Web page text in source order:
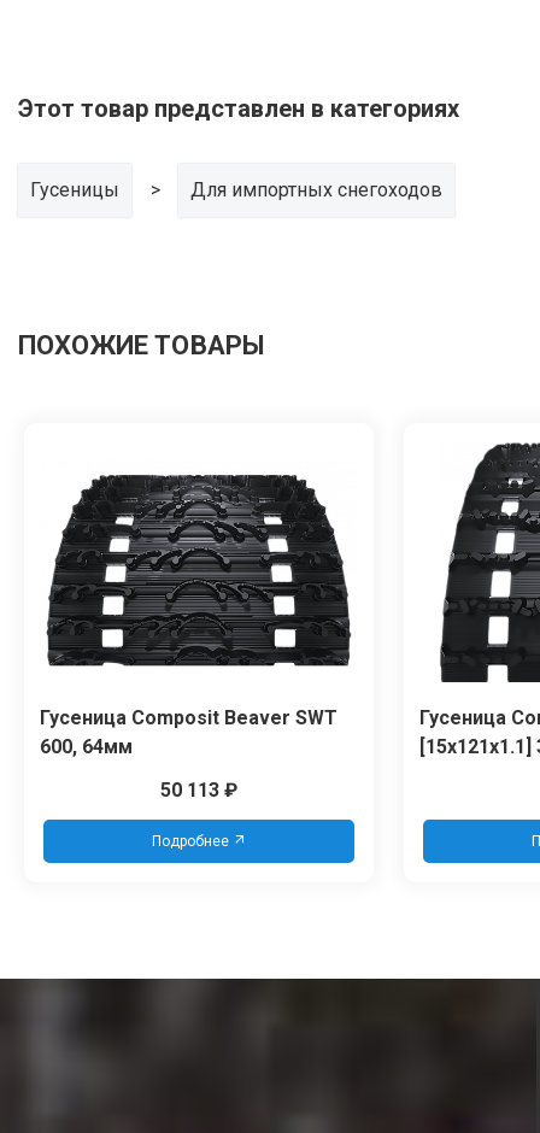
Этот товар представлен в категориях
Гусеницы Для импортных снегоходов
ПОХОЖИЕ ТОВАРЫ
Гусеница Сomposit Beaver SWT
600, 64мм
50 113 ₽
Подробнее
Гусеница